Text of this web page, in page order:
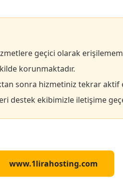
geçici olarak
korunmaktadır.
sonra hizmetiniz tekrar aktif
destek ekibimizle iletişime
www.1lirahosting.com